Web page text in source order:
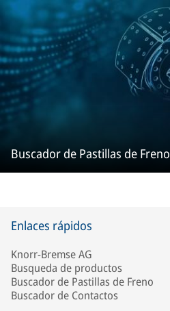
Buscador de Pastillas de Freno
Enlaces rápidos
Knorr-Bremse AG
Busqueda de productos
Buscador de Pastillas de Freno
Buscador de Contactos